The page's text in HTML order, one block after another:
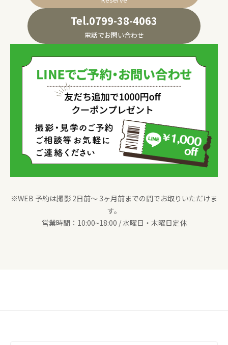
Tel.0799-38-4063
電話でお問い合わせ
※WEB 予約は撮影 2日前〜 3ヶ月前までの間でお取りいただけま
す。
営業時間：10:00~18:00 / 水曜日・木曜日定休